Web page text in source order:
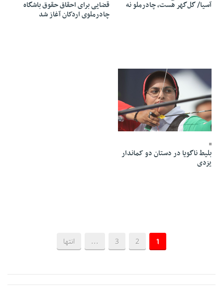
آسیا/ گل‌گهر هست، چادرملو نه قضایی برای احقاق حقوق باشگاه
چادرملوی اردکان آغاز شد
31 Tir 1405 - 22:47
بلیط ناگویا در دستان دو کماندار
یزدی
1
2
3
... انتها